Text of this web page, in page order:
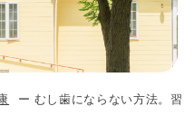
むし歯にならない方法。習